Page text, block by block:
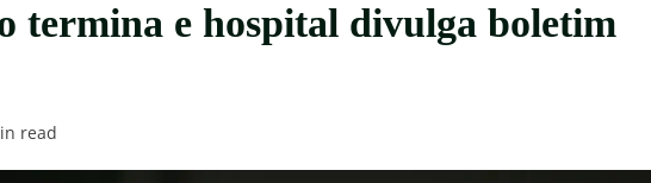
termina e hospital divulga boletim
read